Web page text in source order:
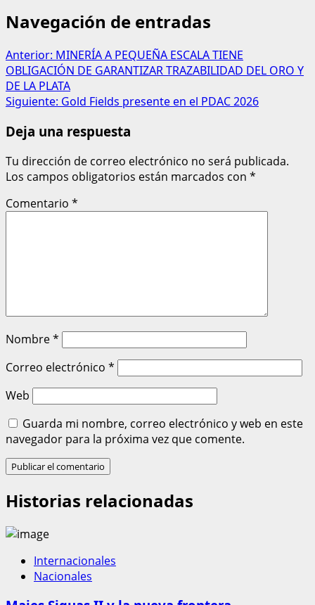
Navegación de entradas
Anterior: MINERÍA A PEQUEÑA ESCALA TIENE
OBLIGACIÓN DE GARANTIZAR TRAZABILIDAD DEL ORO Y
DE LA PLATA
Siguiente: Gold Fields presente en el PDAC 2026
Deja una respuesta
Tu dirección de correo electrónico no será publicada.
Los campos obligatorios están marcados con *
Comentario *
Nombre*
Correo electrónico *
Web
Guarda mi nombre, correo electrónico y web en este
navegador para la próxima vez que comente.
Historias relacionadas
Internacionales
Nacionales